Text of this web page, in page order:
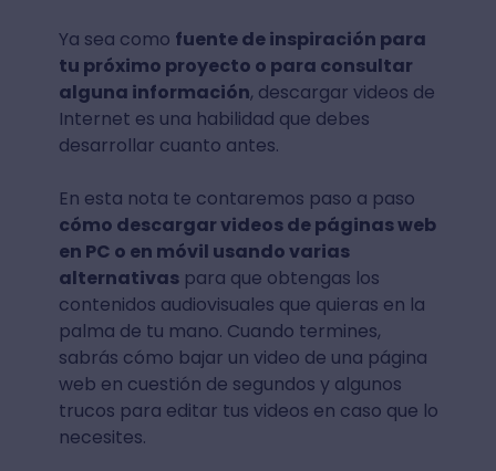
Ya sea como fuente de inspiración para
tu próximo proyecto o para consultar
alguna información, descargar videos de
Internet es una habilidad que debes
desarrollar cuanto antes.
En esta nota te contaremos paso a paso
cómo descargar videos de páginas web
en PC o en móvil usando varias
alternativaspara que obtengas los
contenidos audiovisuales que quieras en la
palma de tu mano. Cuando termines,
sabrás cómo bajar un video de una página
web en cuestión de segundos y algunos
trucos para editar tus videos en caso que lo
necesites.